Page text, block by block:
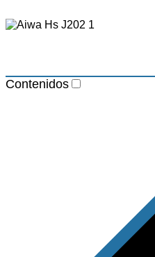
Contenidos